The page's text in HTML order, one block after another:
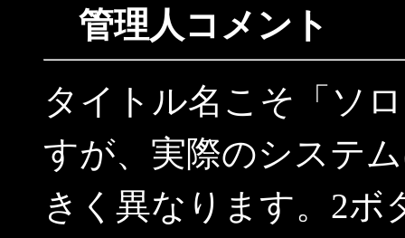
管理人コメント
タイトル名こそ「ソ
すが、実際のシステ
きく異なります。2ボ